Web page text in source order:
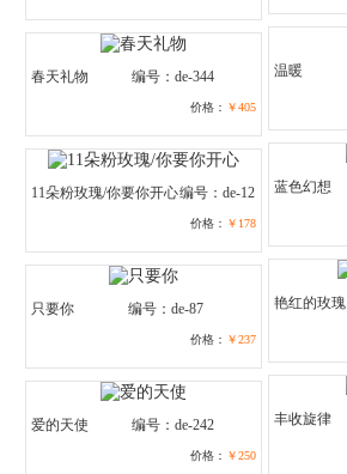
春天礼物 编号：de-344
价格： ￥405
温暖
11朵粉玫瑰/你要你开心编号：de-12
价格： ￥178
蓝色幻想
只要你 编号：de-87
价格： ￥237
艳红的玫瑰
爱的天使 编号：de-242
价格： ￥250
丰收旋律